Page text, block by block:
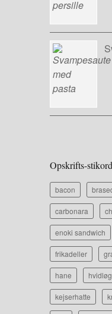
Opskrifts-stikord
bacon
carbonara
enoki sandwich
frikadeller
hane hvidløg
kejserhatte